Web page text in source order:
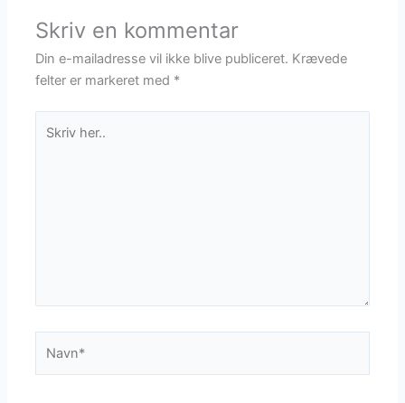
Skriv en kommentar
Din e-mailadresse vil ikke blive publiceret. Krævede
felter er markeret med *
her..